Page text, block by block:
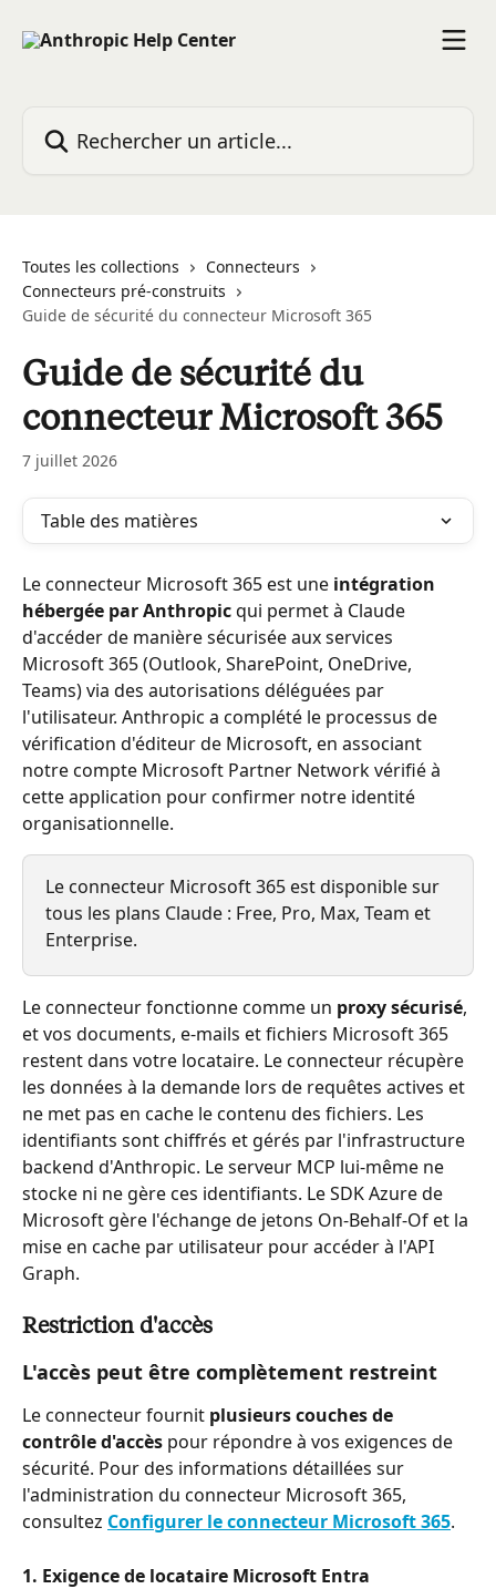
Toutes les collections
Connecteurs
Connecteurs pré-construits
Guide de sécurité du connecteur Microsoft 365
Guide de sécurité du
connecteur Microsoft 365
7 juillet 2026
Table des matières
Le connecteur Microsoft 365 est une intégration
hébergée par Anthropic qui permet à Claude
d'accéder de manière sécurisée aux services
Microsoft 365 (Outlook, SharePoint, OneDrive,
Teams) via des autorisations déléguées par
l'utilisateur. Anthropic a complété le processus de
vérification d'éditeur de Microsoft, en associant
notre compte Microsoft Partner Network vérifié à
cette application pour confirmer notre identité
organisationnelle.
Le connecteur Microsoft 365 est disponible sur
tous les plans Claude : Free, Pro, Max, Team et
Enterprise.
Le connecteur fonctionne comme un proxy sécurisé,
et vos documents, e-mails et fichiers Microsoft 365
restent dans votre locataire. Le connecteur récupère
les données à la demande lors de requêtes actives et
ne met pas en cache le contenu des fichiers. Les
identifiants sont chiffrés et gérés par l'infrastructure
backend d'Anthropic. Le serveur MCP lui-même ne
stocke ni ne gère ces identifiants. Le SDK Azure de
Microsoft gère l'échange de jetons On-Behalf-Of et la
mise en cache par utilisateur pour accéder à l'API
Graph.
Restriction d'accès
L'accès peut être complètement restreint
Le connecteur fournit plusieurs couches de
contrôle d'accès pour répondre à vos exigences de
sécurité. Pour des informations détaillées sur
l'administration du connecteur Microsoft 365,
consultez Configurer le connecteur Microsoft 365.
1. Exigence de locataire Microsoft Entra